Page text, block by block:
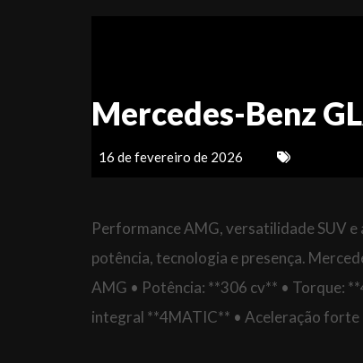
Mercedes-Benz
16 de fevereiro de 2026
Performance AMG, versatilidade SUV
potência, tecnologia e presença.
AMG • Potência: **306 cv** • Torque:
integral **4MATIC** • Aceleração forte